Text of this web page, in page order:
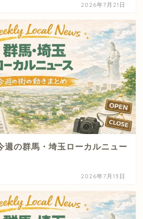
2026年7月21日
週の群馬・埼玉ローカルニュー
2026年7月13日